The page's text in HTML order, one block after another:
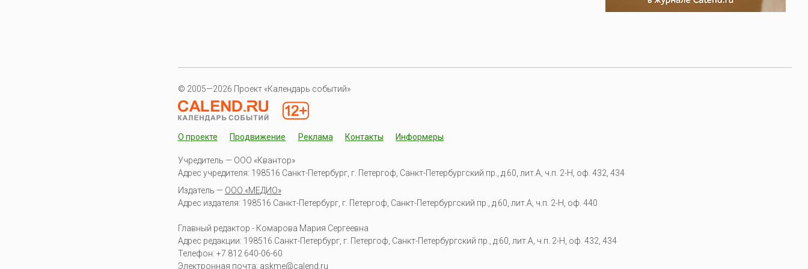
© 2005—2026 Проект «Календарь событий»
О проекте Продвижение Реклама Контакты Информеры
Учредитель — ООО «Квантор»
Адрес учредителя: 198516 Санкт-Петербург, г. Петергоф, Санкт-Петербургский пр., д.60, лит.А, ч.п. 2-Н, оф. 432, 434
Издатель — ООО «МЕДИО»
Адрес издателя: 198516 Санкт-Петербург, г. Петергоф, Санкт-Петербургский пр., д.60, лит.А, ч.п. 2-Н, оф. 440
Главный редактор - Комарова Мария Сергеевна
Адрес редакции: 198516 Санкт-Петербург, г. Петергоф, Санкт-Петербургский пр., д.60, лит.А, ч.п. 2-Н, оф. 432, 434
Телефон: +7 812 640-06-60
Электронная почта: askme@calend.ru